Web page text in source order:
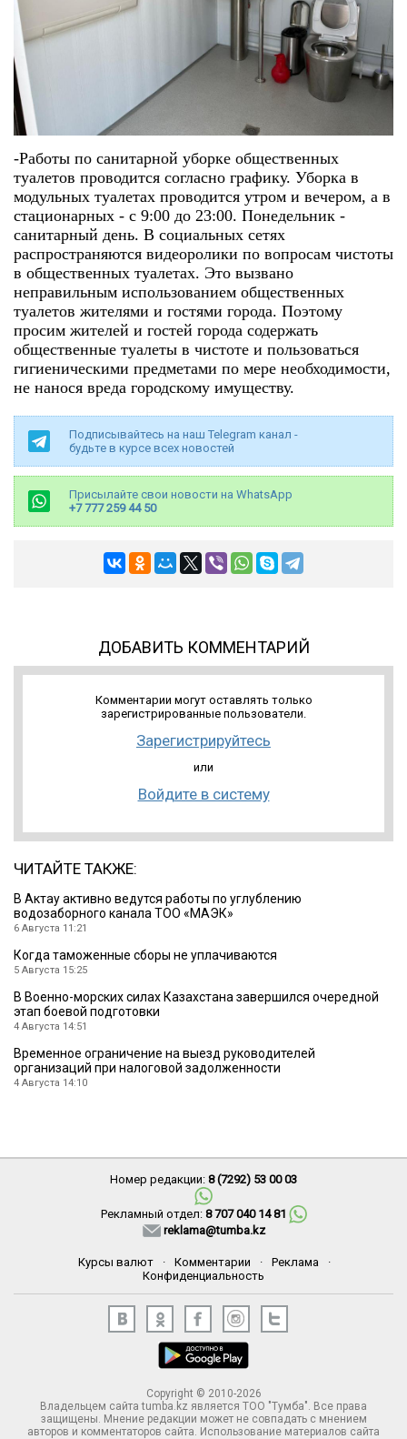
-Работы по санитарной уборке общественных
туалетов проводится согласно графику. Уборка в
модульных туалетах проводится утром и вечером, а в
стационарных - с 9:00 до 23:00. Понедельник -
санитарный день. В социальных сетях
распространяются видеоролики по вопросам чистоты
в общественных туалетах. Это вызвано
неправильным использованием общественных
туалетов жителями и гостями города. Поэтому
просим жителей и гостей города содержать
общественные туалеты в чистоте и пользоваться
гигиеническими предметами по мере необходимости,
не нанося вреда городскому имуществу.
Подписывайтесь на наш Telegram канал -
будьте в курсе всех новостей
Присылайте свои новости на WhatsApp
+7 777 259 44 50
ДОБАВИТЬ КОММЕНТАРИЙ
Комментарии могут оставлять только
зарегистрированные пользователи.
Зарегистрируйтесь
или
Войдите в систему
ЧИТАЙТЕ ТАКЖЕ:
В Актау активно ведутся работы по углублению
водозаборного канала ТОО «МАЭК»
6 Августа 11:21
Когда таможенные сборы не уплачиваются
5 Августа 15:25
В Военно-морских силах Казахстана завершился очередной
этап боевой подготовки
4 Августа 14:51
Временное ограничение на выезд руководителей
организаций при налоговой задолженности
4 Августа 14:10
Номер редакции: 8 (7292) 53 00 03
Рекламный отдел: 8 707 040 14 81
reklama@tumba.kz
Курсы валют · Комментарии · Реклама
·
Конфиденциальность
Copyright © 2010-2026
Владельцем сайта tumba.kz является ТОО "Тумба". Все права
защищены. Мнение редакции может не совпадать с мнением
авторов и комментаторов сайта. Использование материалов сайта